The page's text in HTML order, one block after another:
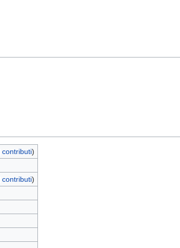
contributi)
contributi)